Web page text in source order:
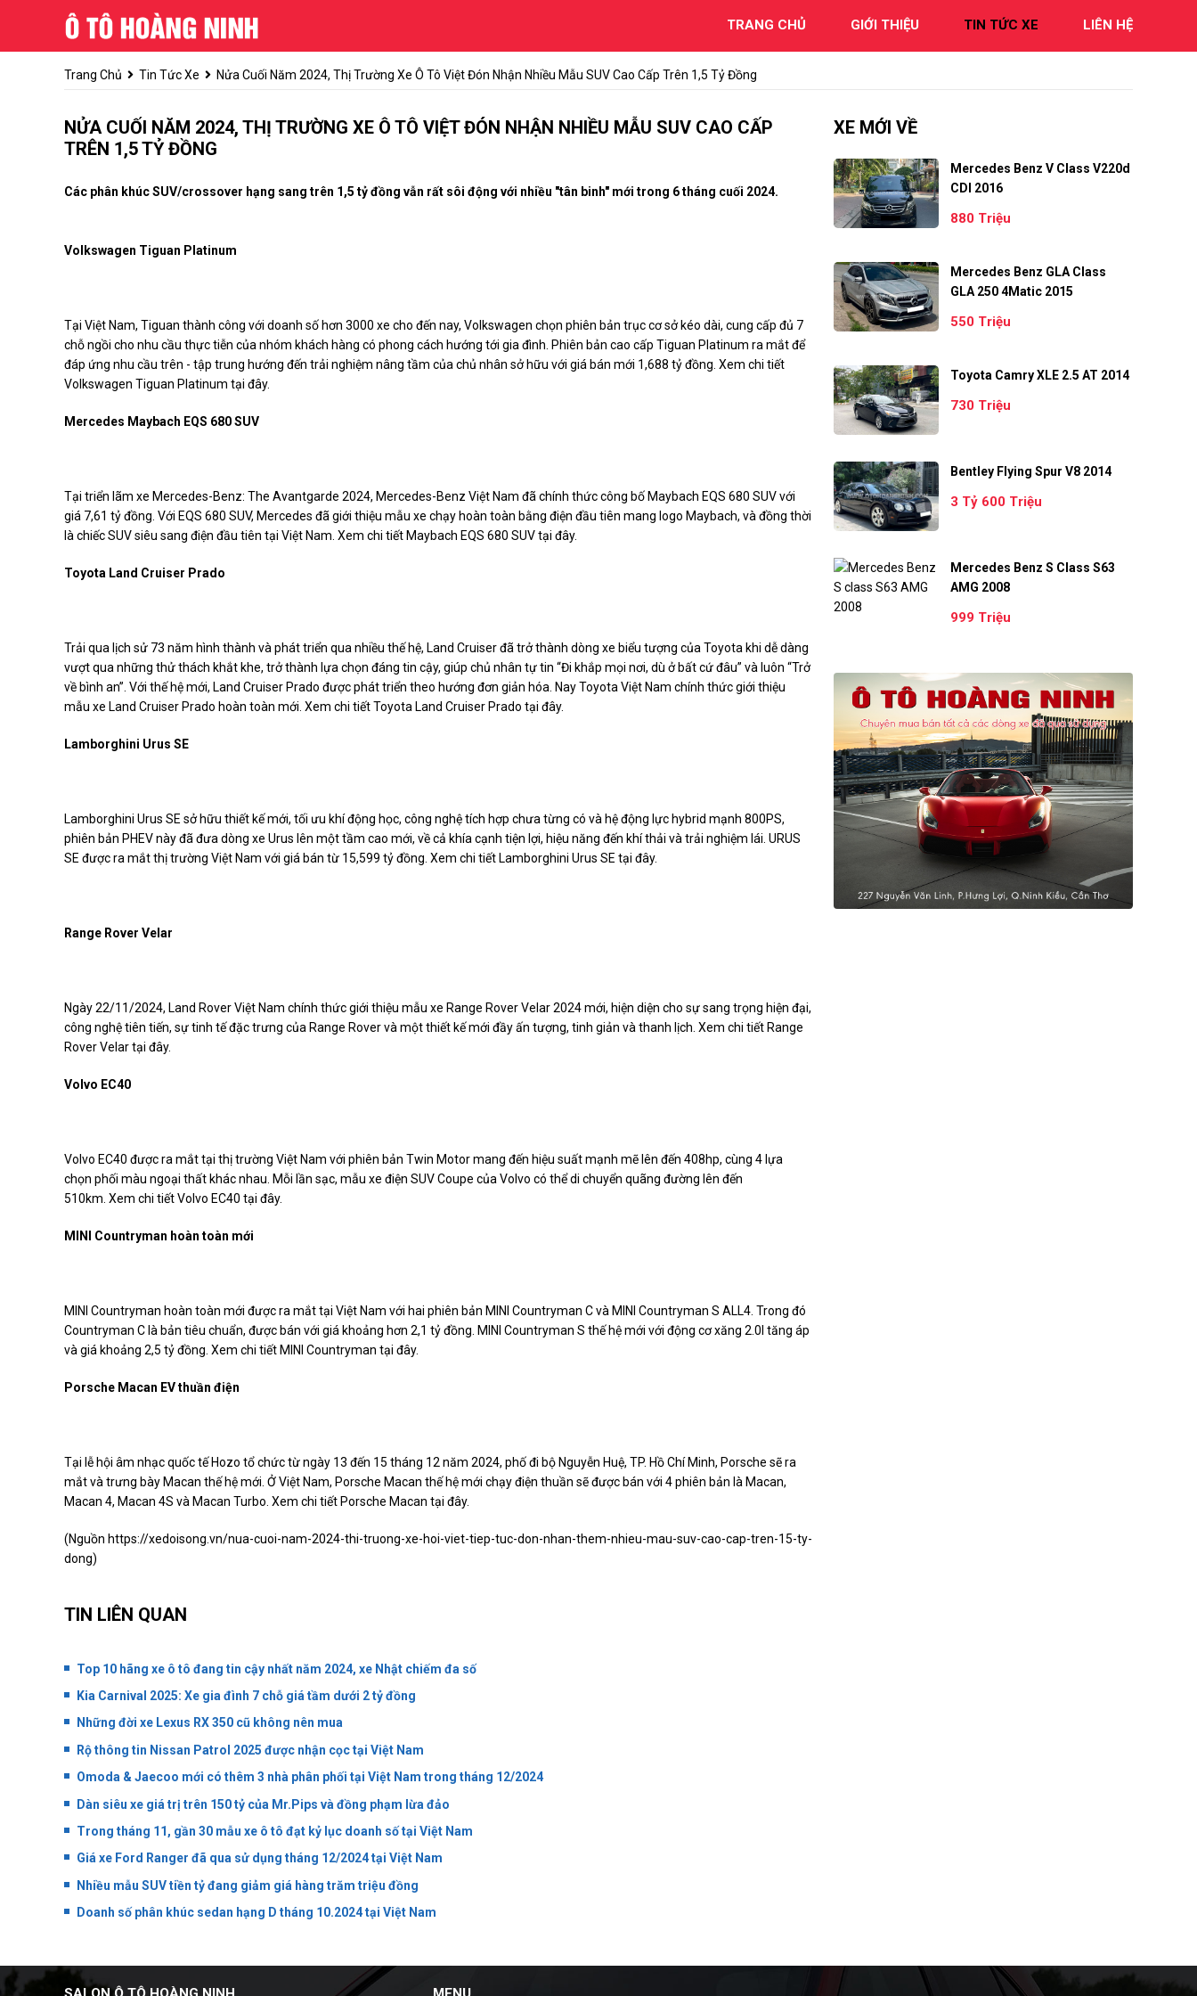
TRANG CHỦ GIỚI THIỆU TIN TỨC XE LIÊN HỆ
Trang Chủ Tin Tức Xe Nửa Cuối Năm 2024, Thị Trường Xe Ô Tô Việt Đón Nhận Nhiều Mẫu SUV Cao Cấp Trên 1,5 Tỷ Đồng
NỬA CUỐI NĂM 2024, THỊ TRƯỜNG XE Ô TÔ VIỆT ĐÓN NHẬN NHIỀU MẪU SUV CAO CẤP
TRÊN 1,5 TỶ ĐỒNG
Các phân khúc SUV/crossover hạng sang trên 1,5 tỷ đồng vẫn rất sôi động với nhiều "tân binh" mới trong 6 tháng cuối 2024.
Volkswagen Tiguan Platinum
Tại Việt Nam, Tiguan thành công với doanh số hơn 3000 xe cho đến nay, Volkswagen chọn phiên bản trục cơ sở kéo dài, cung cấp đủ 7
chỗ ngồi cho nhu cầu thực tiễn của nhóm khách hàng có phong cách hướng tới gia đình. Phiên bản cao cấp Tiguan Platinum ra mắt để
đáp ứng nhu cầu trên - tập trung hướng đến trải nghiệm nâng tầm của chủ nhân sở hữu với giá bán mới 1,688 tỷ đồng. Xem chi tiết
Volkswagen Tiguan Platinum tại đây.
Mercedes Maybach EQS 680 SUV
Tại triển lãm xe Mercedes-Benz: The Avantgarde 2024, Mercedes-Benz Việt Nam đã chính thức công bố Maybach EQS 680 SUV với
giá 7,61 tỷ đồng. Với EQS 680 SUV, Mercedes đã giới thiệu mẫu xe chạy hoàn toàn bằng điện đầu tiên mang logo Maybach, và đồng thời
là chiếc SUV siêu sang điện đầu tiên tại Việt Nam. Xem chi tiết Maybach EQS 680 SUV tại đây.
Toyota Land Cruiser Prado
Trải qua lịch sử 73 năm hình thành và phát triển qua nhiều thế hệ, Land Cruiser đã trở thành dòng xe biểu tượng của Toyota khi dễ dàng
vượt qua những thử thách khắt khe, trở thành lựa chọn đáng tin cậy, giúp chủ nhân tự tin “Đi khắp mọi nơi, dù ở bất cứ đâu” và luôn “Trở
về bình an”. Với thế hệ mới, Land Cruiser Prado được phát triển theo hướng đơn giản hóa. Nay Toyota Việt Nam chính thức giới thiệu
mẫu xe Land Cruiser Prado hoàn toàn mới. Xem chi tiết Toyota Land Cruiser Prado tại đây.
Lamborghini Urus SE
Lamborghini Urus SE sở hữu thiết kế mới, tối ưu khí động học, công nghệ tích hợp chưa từng có và hệ động lực hybrid mạnh 800PS,
phiên bản PHEV này đã đưa dòng xe Urus lên một tầm cao mới, về cả khía cạnh tiện lợi, hiệu năng đến khí thải và trải nghiệm lái. URUS
SE được ra mắt thị trường Việt Nam với giá bán từ 15,599 tỷ đồng. Xem chi tiết Lamborghini Urus SE tại đây.
Range Rover Velar
Ngày 22/11/2024, Land Rover Việt Nam chính thức giới thiệu mẫu xe Range Rover Velar 2024 mới, hiện diện cho sự sang trọng hiện đại,
công nghệ tiên tiến, sự tinh tế đặc trưng của Range Rover và một thiết kế mới đầy ấn tượng, tinh giản và thanh lịch. Xem chi tiết Range
Rover Velar tại đây.
Volvo EC40
Volvo EC40 được ra mắt tại thị trường Việt Nam với phiên bản Twin Motor mang đến hiệu suất mạnh mẽ lên đến 408hp, cùng 4 lựa
chọn phối màu ngoại thất khác nhau. Mỗi lần sạc, mẫu xe điện SUV Coupe của Volvo có thể di chuyển quãng đường lên đến
510km. Xem chi tiết Volvo EC40 tại đây.
MINI Countryman hoàn toàn mới
MINI Countryman hoàn toàn mới được ra mắt tại Việt Nam với hai phiên bản MINI Countryman C và MINI Countryman S ALL4. Trong đó
Countryman C là bản tiêu chuẩn, được bán với giá khoảng hơn 2,1 tỷ đồng. MINI Countryman S thế hệ mới với động cơ xăng 2.0l tăng áp
và giá khoảng 2,5 tỷ đồng. Xem chi tiết MINI Countryman tại đây.
Porsche Macan EV thuần điện
Tại lễ hội âm nhạc quốc tế Hozo tổ chức từ ngày 13 đến 15 tháng 12 năm 2024, phố đi bộ Nguyễn Huệ, TP. Hồ Chí Minh, Porsche sẽ ra
mắt và trưng bày Macan thế hệ mới. Ở Việt Nam, Porsche Macan thế hệ mới chạy điện thuần sẽ được bán với 4 phiên bản là Macan,
Macan 4, Macan 4S và Macan Turbo. Xem chi tiết Porsche Macan tại đây.
(Nguồn https://xedoisong.vn/nua-cuoi-nam-2024-thi-truong-xe-hoi-viet-tiep-tuc-don-nhan-them-nhieu-mau-suv-cao-cap-tren-15-ty-
dong)
TIN LIÊN QUAN
Top 10 hãng xe ô tô đang tin cậy nhất năm 2024, xe Nhật chiếm đa số
Kia Carnival 2025: Xe gia đình 7 chỗ giá tầm dưới 2 tỷ đồng
Những đời xe Lexus RX 350 cũ không nên mua
Rộ thông tin Nissan Patrol 2025 được nhận cọc tại Việt Nam
Omoda & Jaecoo mới có thêm 3 nhà phân phối tại Việt Nam trong tháng 12/2024
Dàn siêu xe giá trị trên 150 tỷ của Mr.Pips và đồng phạm lừa đảo
Trong tháng 11, gần 30 mẫu xe ô tô đạt kỷ lục doanh số tại Việt Nam
Giá xe Ford Ranger đã qua sử dụng tháng 12/2024 tại Việt Nam
Nhiều mẫu SUV tiền tỷ đang giảm giá hàng trăm triệu đồng
Doanh số phân khúc sedan hạng D tháng 10.2024 tại Việt Nam
XE MỚI VỀ
Mercedes Benz V Class V220d
CDI 2016
880 Triệu
Mercedes Benz GLA Class
GLA 250 4Matic 2015
550 Triệu
Toyota Camry XLE 2.5 AT 2014
730 Triệu
Bentley Flying Spur V8 2014
3 Tỷ 600 Triệu
Mercedes Benz S Class S63
AMG 2008
999 Triệu